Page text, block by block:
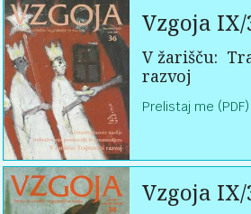
Vzgoja IX/
V žarišču:
razvoj
Prelistaj me (PDF)
Vzgoja IX/